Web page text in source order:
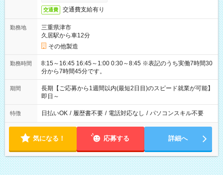
交通費 交通費支給有り
勤務地
三重県津市
久居駅から車12分
その他製造
勤務時間
8:15～16:45 16:45～1:00 0:30～8:45 ※表記のうち実働7時間30
分から7時間45分です。
期間
長期【ご応募から1週間以内(最短2日目)のスピード就業が可能】
即日～
特徴 日払いOK / 履歴書不要 / 電話対応なし / パソコンスキル不要
気になる！ 応募する 詳細へ